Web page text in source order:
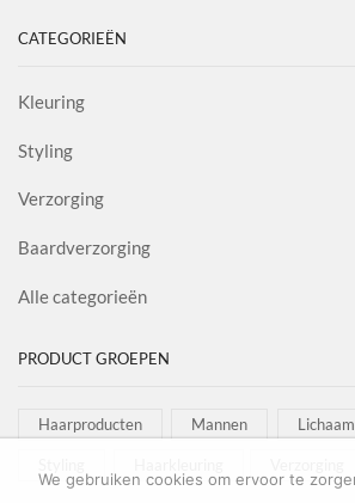
CATEGORIEËN
Kleuring
Styling
Verzorging
Baardverzorging
Alle categorieën
PRODUCT GROEPEN
Haarproducten Mannen
We gebruiken cookies om ervoor te